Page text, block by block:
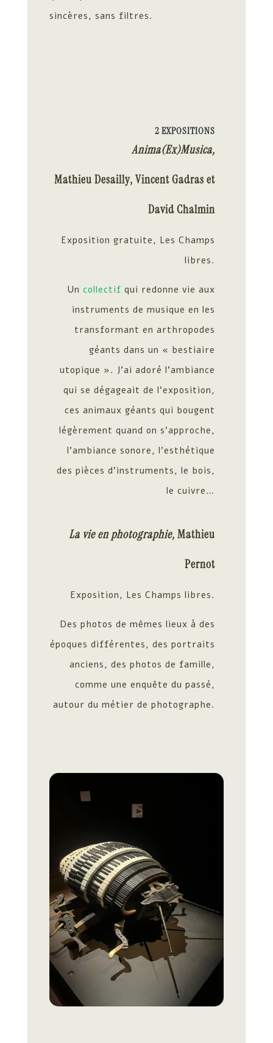
sincères, sans filtres.
2 EXPOSITIONS
Anima(Ex)Musica,
Mathieu Desailly, Vincent Gadras et
David Chalmin
Exposition gratuite, Les Champs
libres.
Un collectif qui redonne vie aux
instruments de musique en les
transformant en arthropodes
géants dans un « bestiaire
utopique ». J’ai adoré l’ambiance
qui se dégageait de l’exposition,
ces animaux géants qui bougent
légèrement quand on s’approche,
l’ambiance sonore, l’esthétique
des pièces d’instruments, le bois,
le cuivre…
La vie en photographie, Mathieu
Pernot
Exposition, Les Champs libres.
Des photos de mêmes lieux à des
époques différentes, des portraits
anciens, des photos de famille,
comme une enquête du passé,
autour du métier de photographe.